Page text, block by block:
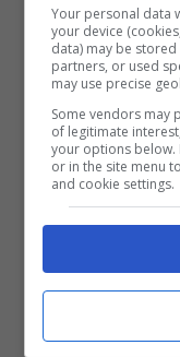
https://
Your personal data
your device
data) may be
partners, or used
may use precise
Some vendors may
of legitimate
your options below.
or in the site menu
and cookie settings.